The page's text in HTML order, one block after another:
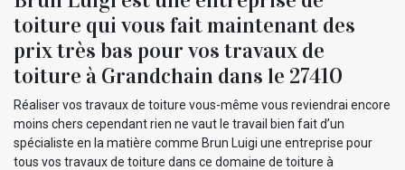
toiture qui vous fait maintenant des
prix très bas pour vos travaux de
toiture à Grandchain dans le 27410
Réaliser vos travaux de toiture vous-même vous reviendrai encore
moins chers cependant rien ne vaut le travail bien fait d’un
spécialiste en la matière comme Brun Luigi une entreprise pour
tous vos travaux de toiture dans ce domaine de toiture à